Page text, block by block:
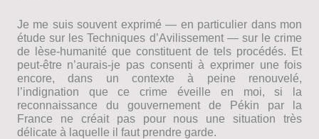
Je me suis souvent exprimé — en particulier dans mon
étude sur les Techniques d’Avilissement — sur le crime
de lèse-humanité que constituent de tels procédés. Et
peut-être n’aurais-je pas consenti à exprimer une fois
encore, dans un contexte à peine renouvelé,
l’indignation que ce crime éveille en moi, si la
reconnaissance du gouvernement de Pékin par la
France ne créait pas pour nous une situation très
délicate à laquelle il faut prendre garde.